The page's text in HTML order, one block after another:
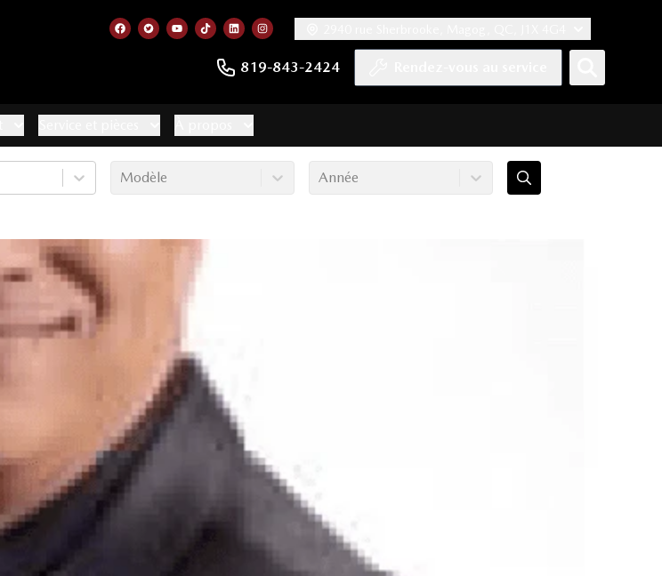
819-843-2424
Lien vers notre page facebook
Lien vers notre compte Twitter
Lien vers notre chaîne YouTube
Lien vers notre compte Tiktok
Lien vers notre compte LinkedIn
Lien vers notre compte Instagram
Modèle Année